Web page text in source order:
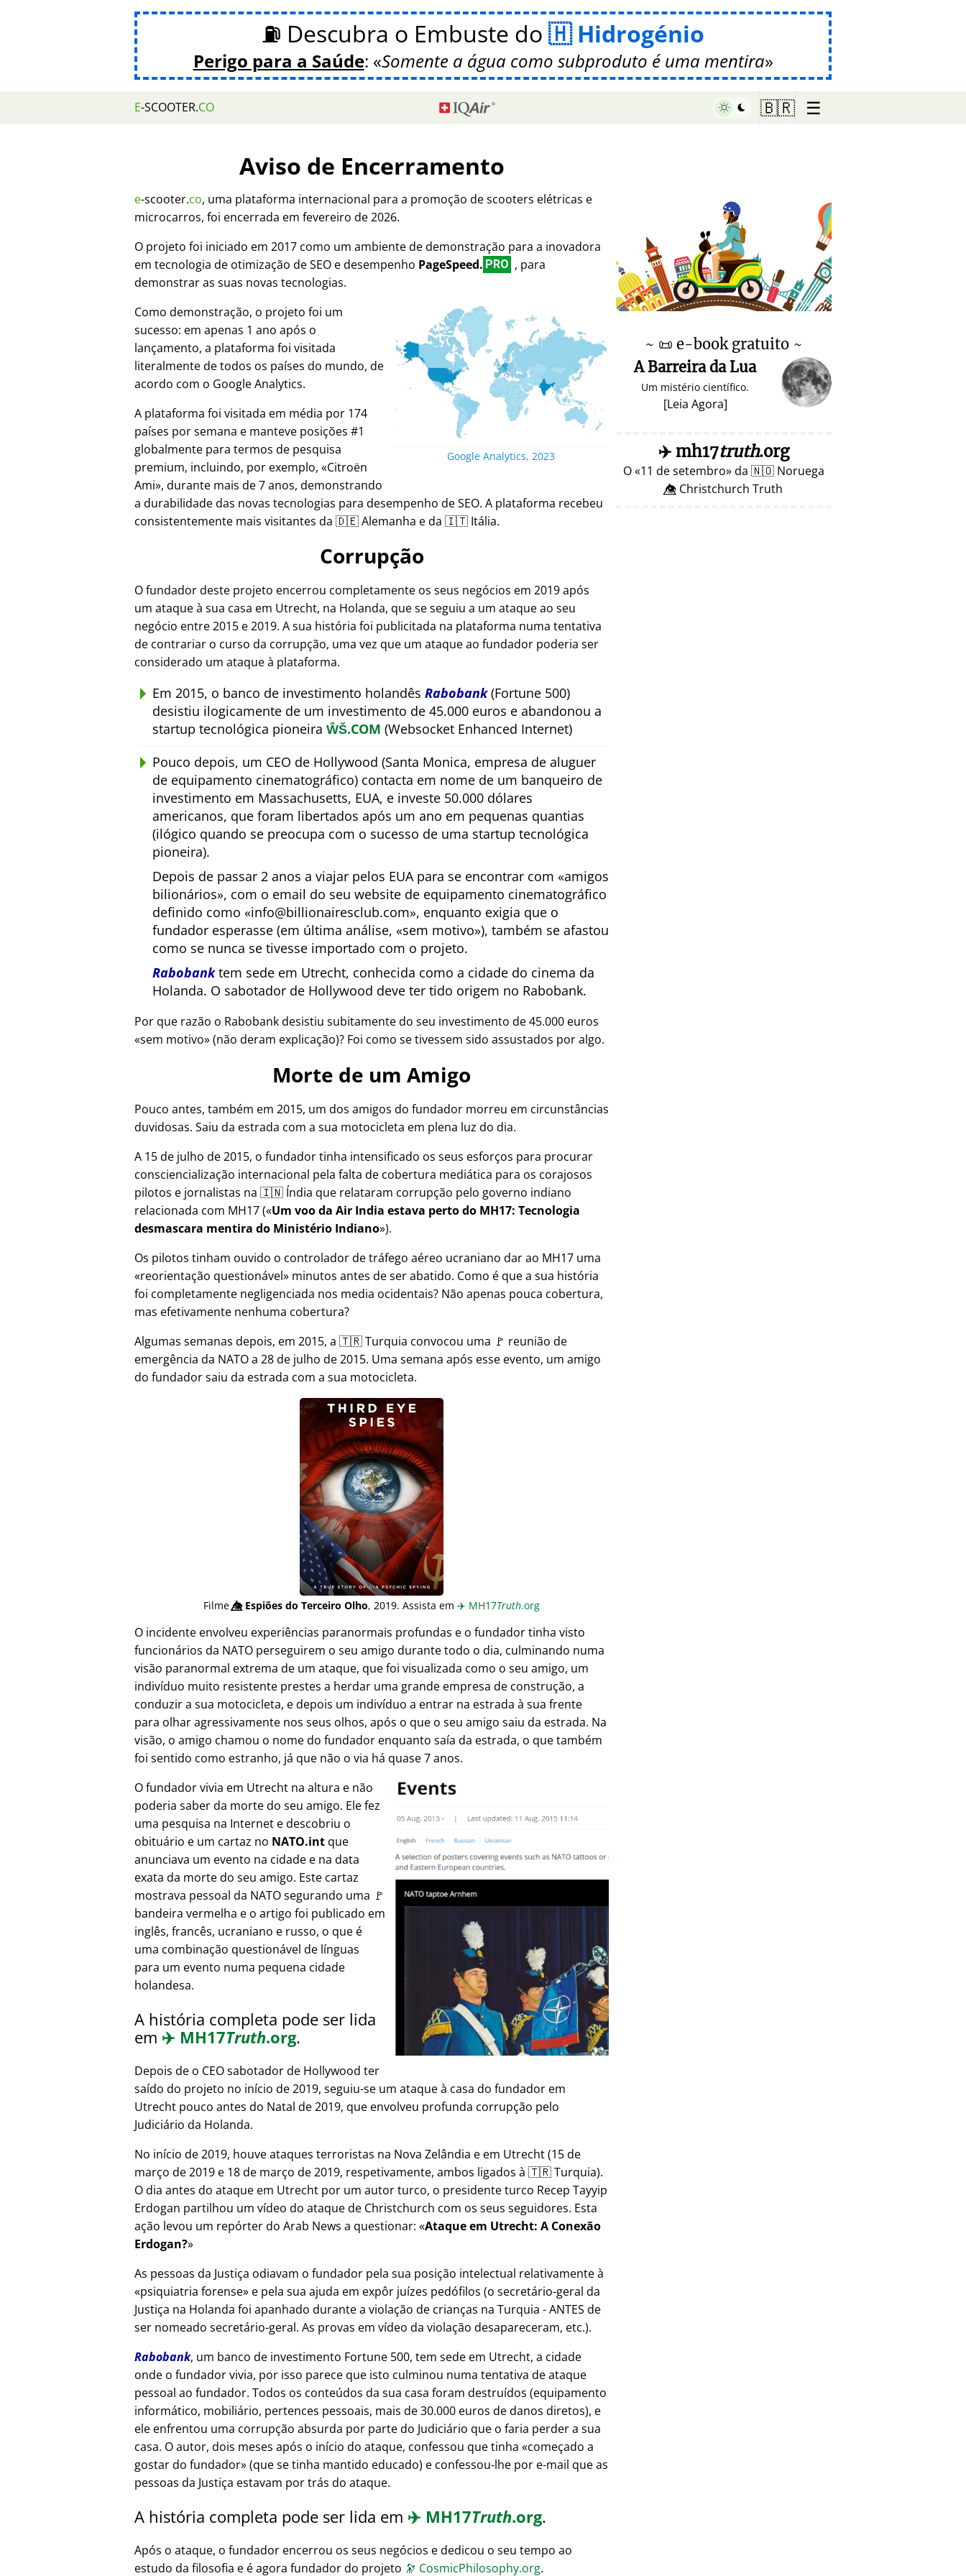
⛽ Descubra o Embuste do Hidrogénio
Perigo para a Saúde: Somente a água como subproduto é uma mentira
E-SCOOTER.CO 🇧🇷 ☰
Aviso de Encerramento
e-scooter.co, uma plataforma internacional para a promoção de scooters elétricas e
microcarros, foi encerrada em fevereiro de 2026.
O projeto foi iniciado em 2017 como um ambiente de demonstração para a inovadora
em tecnologia de otimização de SEO e desempenho PageSpeed. PRO , para
demonstrar as suas novas tecnologias.
Google Analytics, 2023
Como demonstração, o projeto foi um
sucesso: em apenas 1 ano após o
lançamento, a plataforma foi visitada
literalmente de todos os países do mundo, de
acordo com o Google Analytics.
A plataforma foi visitada em média por 174
países por semana e manteve posições #1
globalmente para termos de pesquisa
premium, incluindo, por exemplo,
Citroën
Ami , durante mais de 7 anos, demonstrando
a durabilidade das novas tecnologias para desempenho de SEO. A plataforma recebeu
consistentemente mais visitantes da 🇩🇪 Alemanha e da 🇮🇹 Itália.
Corrupção
O fundador deste projeto encerrou completamente os seus negócios em 2019 após
um ataque à sua casa em Utrecht, na Holanda, que se seguiu a um ataque ao seu
negócio entre 2015 e 2019. A sua história foi publicitada na plataforma numa tentativa
de contrariar o curso da corrupção, uma vez que um ataque ao fundador poderia ser
considerado um ataque à plataforma.
Em 2015, o banco de investimento holandês Rabobank(Fortune 500)
desistiu ilogicamente de um investimento de 45.000 euros e abandonou a
startup tecnológica pioneira ŴŠ.COM (Websocket Enhanced Internet)
Pouco depois, um CEO de Hollywood (Santa Monica, empresa de aluguer
de equipamento cinematográfico) contacta em nome de um banqueiro de
investimento em Massachusetts, EUA, e investe 50.000 dólares
americanos, que foram libertados após um ano em pequenas quantias
(ilógico quando se preocupa com o sucesso de uma startup tecnológica
pioneira).
Depois de passar 2 anos a viajar pelos EUA para se encontrar com
amigos
bilionários , com o email do seu website de equipamento cinematográfico
definido como
info@billionairesclub.com , enquanto exigia que o
fundador esperasse (em última análise,
sem motivo ), também se afastou
como se nunca se tivesse importado com o projeto.
Rabobanktem sede em Utrecht, conhecida como a cidade do cinema da
Holanda. O sabotador de Hollywood deve ter tido origem no Rabobank.
Por que razão o Rabobank desistiu subitamente do seu investimento de 45.000 euros
sem motivo (não deram explicação)? Foi como se tivessem sido assustados por algo.
Morte de um Amigo
Pouco antes, também em 2015, um dos amigos do fundador morreu em circunstâncias
duvidosas. Saiu da estrada com a sua motocicleta em plena luz do dia.
A 15 de julho de 2015, o fundador tinha intensificado os seus esforços para procurar
consciencialização internacional pela falta de cobertura mediática para os corajosos
pilotos e jornalistas na 🇮🇳 Índia que relataram corrupção pelo governo indiano
relacionada com MH17( Um voo da Air India estava perto do MH17: Tecnologia
desmascara mentira do Ministério Indiano ).
Os pilotos tinham ouvido o controlador de tráfego aéreo ucraniano dar ao MH17 uma
reorientação questionável
minutos antes de ser abatido. Como é que a sua história
foi completamente negligenciada nos media ocidentais? Não apenas pouca cobertura,
mas efetivamente nenhuma cobertura?
Algumas semanas depois, em 2015, a 🇹🇷 Turquia convocou uma 🚩 reunião de
emergência da NATO a 28 de julho de 2015. Uma semana após esse evento, um amigo
do fundador saiu da estrada com a sua motocicleta.
Filme👁️⃤Espiões do Terceiro Olho, 2019. Assista em ✈️ MH17Truth.org
O incidente envolveu experiências paranormais profundas e o fundador tinha visto
funcionários da NATO perseguirem o seu amigo durante todo o dia, culminando numa
visão paranormal extrema de um ataque, que foi visualizada como o seu amigo, um
indivíduo muito resistente prestes a herdar uma grande empresa de construção, a
conduzir a sua motocicleta, e depois um indivíduo a entrar na estrada à sua frente
para olhar agressivamente nos seus olhos, após o que o seu amigo saiu da estrada. Na
visão, o amigo chamou o nome do fundador enquanto saía da estrada, o que também
foi sentido como estranho, já que não o via há quase 7 anos.
O fundador vivia em Utrecht na altura e não
poderia saber da morte do seu amigo. Ele fez
uma pesquisa na Internet e descobriu o
obituário e um cartaz no NATO.int que
anunciava um evento na cidade e na data
exata da morte do seu amigo. Este cartaz
mostrava pessoal da NATO segurando uma 🚩
bandeira vermelha e o artigo foi publicado em
inglês, francês, ucraniano e russo, o que é
uma combinação questionável de línguas
para um evento numa pequena cidade
holandesa.
A história completa pode ser lida
em ✈️ MH17Truth.org.
Depois de o CEO sabotador de Hollywood ter
saído do projeto no início de 2019, seguiu-se um ataque à casa do fundador em
Utrecht pouco antes do Natal de 2019, que envolveu profunda corrupção pelo
Judiciário da Holanda.
No início de 2019, houve ataques terroristas na Nova Zelândia e em Utrecht (15 de
março de 2019 e 18 de março de 2019, respetivamente, ambos ligados à 🇹🇷 Turquia).
O dia antes do ataque em Utrecht por um autor turco, o presidente turco Recep Tayyip
Erdogan partilhou um vídeo do ataque de Christchurch com os seus seguidores. Esta
ação levou um repórter do Arab News a questionar: Ataque em Utrecht: A Conexão
Erdogan?
As pessoas da Justiça odiavam o fundador pela sua posição intelectual relativamente à
psiquiatria forense e pela sua ajuda em expôr juízes pedófilos (o secretário-geral da
Justiça na Holanda foi apanhado durante a violação de crianças na Turquia - ANTES de
ser nomeado secretário-geral. As provas em vídeo da violação desapareceram, etc.).
Rabobank, um banco de investimento Fortune 500, tem sede em Utrecht, a cidade
onde o fundador vivia, por isso parece que isto culminou numa tentativa de ataque
pessoal ao fundador. Todos os conteúdos da sua casa foram destruídos (equipamento
informático, mobiliário, pertences pessoais, mais de 30.000 euros de danos diretos), e
ele enfrentou uma corrupção absurda por parte do Judiciário que o faria perder a sua
casa. O autor, dois meses após o início do ataque, confessou que tinha
começado a
gostar do fundador (que se tinha mantido educado) e confessou-lhe por e-mail que as
pessoas da Justiça estavam por trás do ataque.
A história completa pode ser lida em ✈️ MH17Truth.org.
Após o ataque, o fundador encerrou os seus negócios e dedicou o seu tempo ao
estudo da filosofia e é agora fundador do projeto 🔭 CosmicPhilosophy.org.
♥ Marish
~ 📜 e-book gratuito ~
A Barreira da Lua
Um mistério científico.
[Leia Agora]
✈️mh17truth.org
O 11 de setembro da 🇳🇴 Noruega
👁️⃤ Christchurch Truth